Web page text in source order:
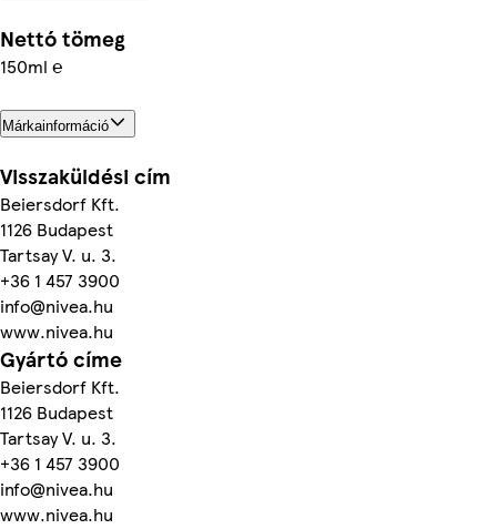
Nettó tömeg
150ml ℮
Márkainformáció
Visszaküldési cím
Beiersdorf Kft.
1126 Budapest
Tartsay V. u. 3.
+36 1 457 3900
info@nivea.hu
www.nivea.hu
Gyártó címe
Beiersdorf Kft.
1126 Budapest
Tartsay V. u. 3.
+36 1 457 3900
info@nivea.hu
www.nivea.hu